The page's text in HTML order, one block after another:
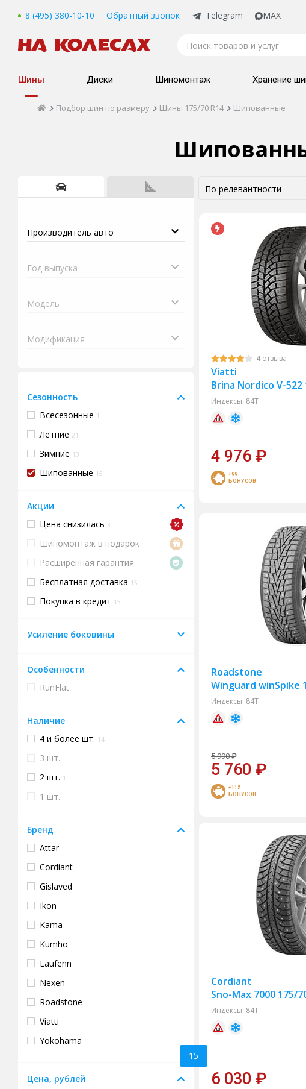
8 (495) 380-10-10 Обратный звонок Telegram MAX
Шины Диски Шиномонтаж Хранение
Подбор шин по размеру Шины 175/70 R14 Шипованные
Сезонность
Всесезонные 1
Летние 21
Зимние 10
Шипованные 15
Акции
Цена снизилась 3
Шиномонтаж в подарок
Расширенная гарантия
Бесплатная доставка 15
Покупка в кредит 15
Усиление боковины
Особенности
RunFlat
Наличие
4 и более шт. 14
3 шт.
2 шт. 1
1 шт.
Бренд
Attar
Cordiant
Gislaved
Ikon
Kama
Kumho
Laufenn
Nexen
Roadstone
Viatti
Yokohama
Armstrong
Цена, рублей
15
4 отзыва
Viatti
Brina Nordico V-522
Индексы: 84T
4 976 ₽
+99
БОНУСОВ
Roadstone
Winguard winSpike
Индексы: 84T
5 990 ₽
5 760 ₽
+115
БОНУСОВ
Cordiant
Sno-Max 7000 175/
Индексы: 84T
6 030 ₽